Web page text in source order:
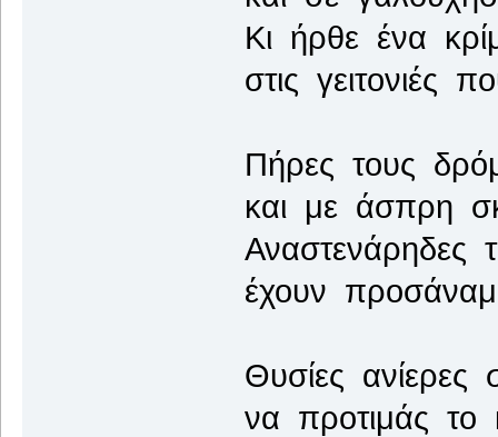
Κι ήρθε ένα
στις γειτονιές
Πήρες τους
και με άσπρη
Αναστενάρηδες
έχουν
Θυσίες
να προτιμάς